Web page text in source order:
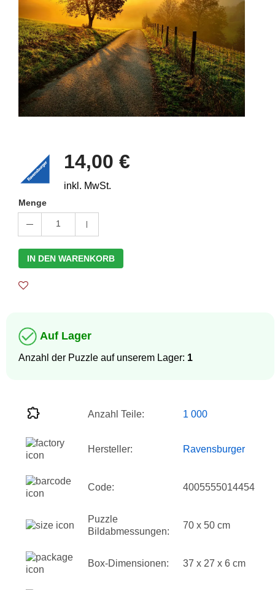
14,00 €
inkl. MwSt.
Menge
1
IN DEN WARENKORB
Auf Lager
Anzahl der Puzzle auf unserem Lager: 1
Anzahl Teile: 1 000
Hersteller: Ravensburger
Code: 4005555014454
Puzzle
Bildabmessungen:
70 x 50 cm
Box-Dimensionen: 37 x 27 x 6 cm